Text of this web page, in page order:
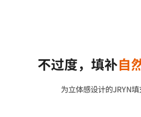
不过度， 填补自
为立体感设计的JRYN